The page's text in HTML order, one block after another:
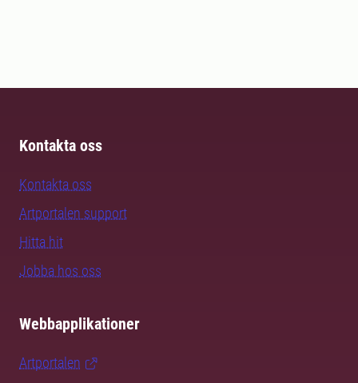
Kontakta oss
Kontakta oss
Artportalen support
Hitta hit
Jobba hos oss
Webbapplikationer
Artportalen